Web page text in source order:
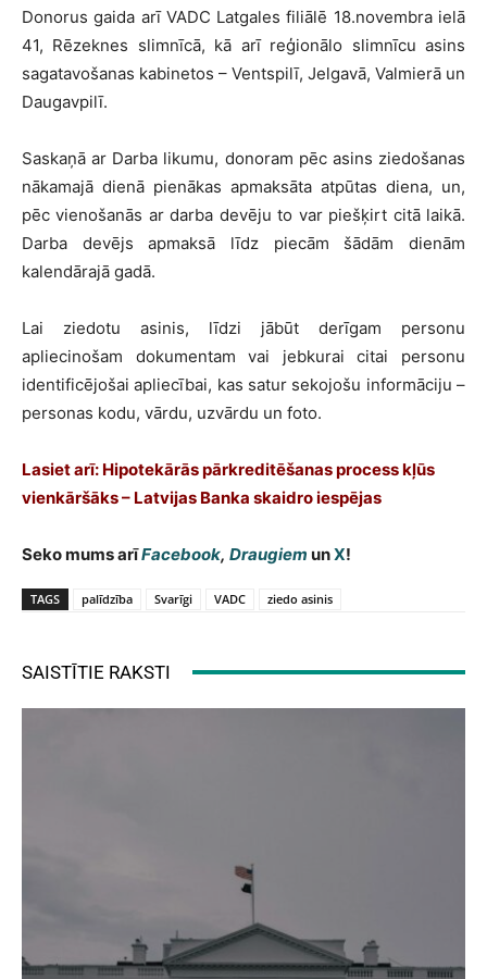
Donorus gaida arī VADC Latgales filiālē 18.novembra ielā
41, Rēzeknes slimnīcā, kā arī reģionālo slimnīcu asins
sagatavošanas kabinetos – Ventspilī, Jelgavā, Valmierā un
Daugavpilī.
Saskaņā ar Darba likumu, donoram pēc asins ziedošanas
nākamajā dienā pienākas apmaksāta atpūtas diena, un,
pēc vienošanās ar darba devēju to var piešķirt citā laikā.
Darba devējs apmaksā līdz piecām šādām dienām
kalendārajā gadā.
Lai ziedotu asinis, līdzi jābūt derīgam personu
apliecinošam dokumentam vai jebkurai citai personu
identificējošai apliecībai, kas satur sekojošu informāciju –
personas kodu, vārdu, uzvārdu un foto.
Lasiet arī: Hipotekārās pārkreditēšanas process kļūs
vienkāršāks – Latvijas Banka skaidro iespējas
Seko mums arīFacebook, Draugiem unX!
TAGS palīdzība Svarīgi VADC ziedo asinis
SAISTĪTIE RAKSTI